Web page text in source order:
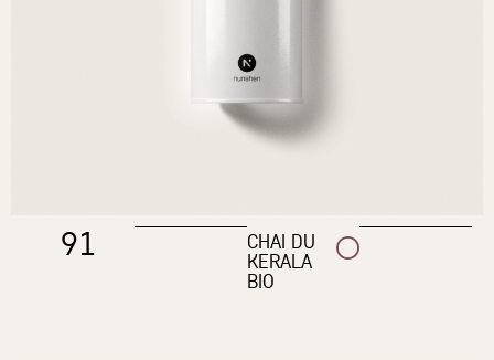
91 CHAI DU
KERALA
BIO